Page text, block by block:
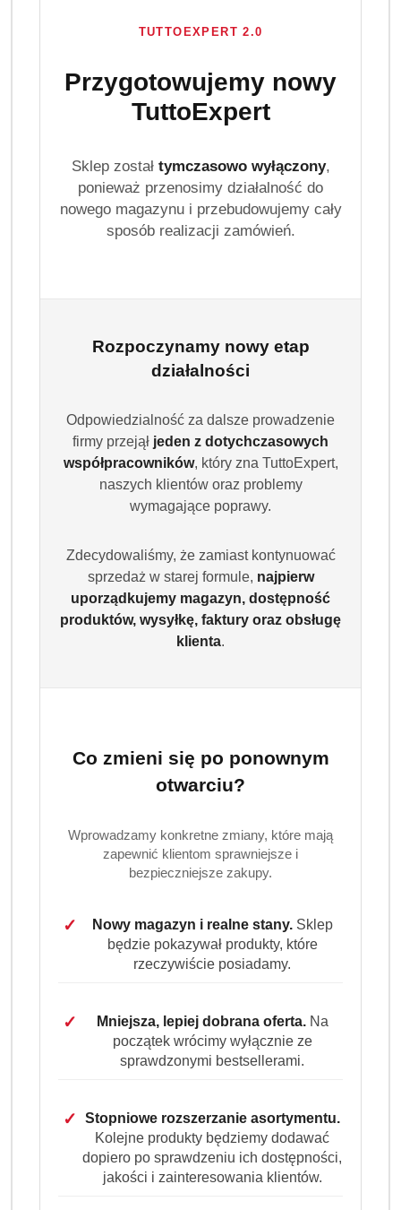
TUTTOEXPERT 2.0
Przygotowujemy nowy
TuttoExpert
Sklep został tymczasowo wyłączony,
ponieważ przenosimy działalność do
nowego magazynu i przebudowujemy cały
sposób realizacji zamówień.
Rozpoczynamy nowy etap
działalności
Odpowiedzialność za dalsze prowadzenie
firmy przejął jeden z dotychczasowych
współpracowników, który zna TuttoExpert,
naszych klientów oraz problemy
wymagające poprawy.
Zdecydowaliśmy, że zamiast kontynuować
sprzedaż w starej formule, najpierw
uporządkujemy magazyn, dostępność
produktów, wysyłkę, faktury oraz obsługę
klienta.
Co zmieni się po ponownym
otwarciu?
Wprowadzamy konkretne zmiany, które mają
zapewnić klientom sprawniejsze i
bezpieczniejsze zakupy.
✓ Nowy magazyn i realne stany.Sklep
będzie pokazywał produkty, które
rzeczywiście posiadamy.
✓ Mniejsza, lepiej dobrana oferta.Na
początek wrócimy wyłącznie ze
sprawdzonymi bestsellerami.
✓
Stopniowe rozszerzanie asortymentu.
Kolejne produkty będziemy dodawać
dopiero po sprawdzeniu ich dostępności,
jakości i zainteresowania klientów.